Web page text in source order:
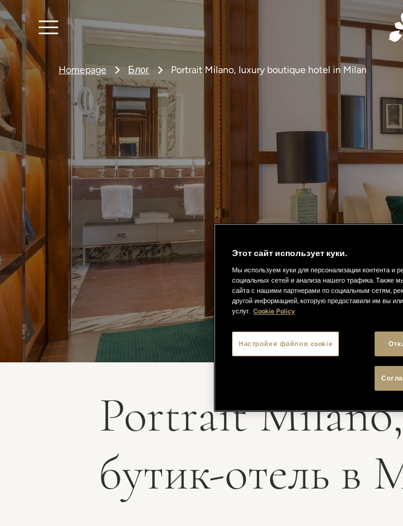
Homepage Блог Portrait Milano, luxury boutique hotel in Milan
Portrait
бутик-отель в
Этот сайт использует куки.
Мы используем куки для персонализации контента и
социальных сетей и анализа нашего трафика.
сайта с нашими партнерами по социальным сетям,
другой информацией, которую предоставили им вы
услуг. Cookie Policy
Настройки файлов cookie